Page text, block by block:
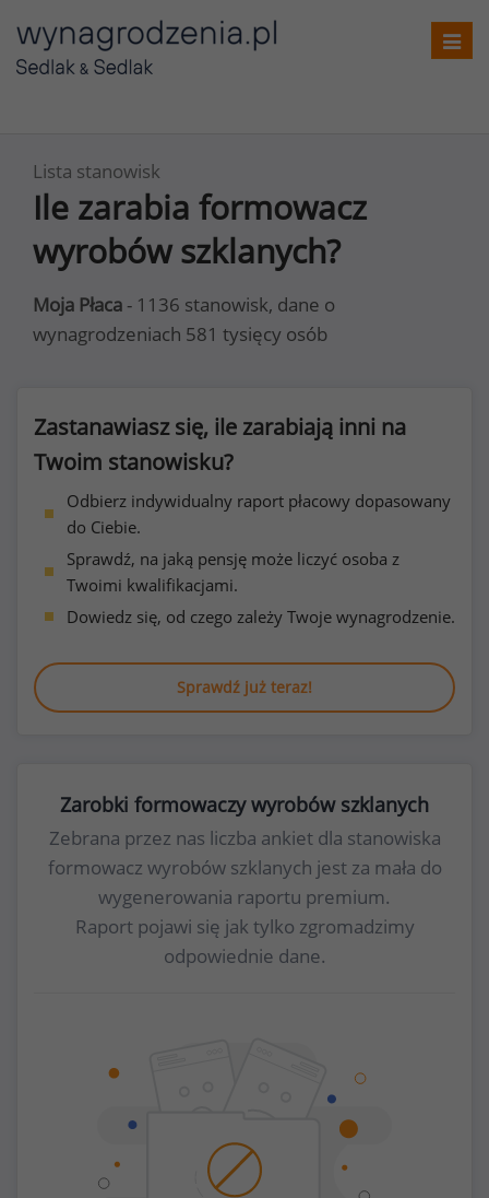
Lista stanowisk
Ile zarabia formowacz
wyrobów szklanych?
Moja Płaca - 1136 stanowisk, dane o
wynagrodzeniach 581 tysięcy osób
Zastanawiasz się, ile zarabiają inni na
Twoim stanowisku?
Odbierz indywidualny raport płacowy dopasowany
do Ciebie.
Sprawdź, na jaką pensję może liczyć osoba z
Twoimi kwalifikacjami.
Dowiedz się, od czego zależy Twoje wynagrodzenie.
Sprawdź już teraz!
Zarobki formowaczy wyrobów szklanych
Zebrana przez nas liczba ankiet dla stanowiska
formowacz wyrobów szklanych jest za mała do
wygenerowania raportu premium.
Raport pojawi się jak tylko zgromadzimy
odpowiednie dane.